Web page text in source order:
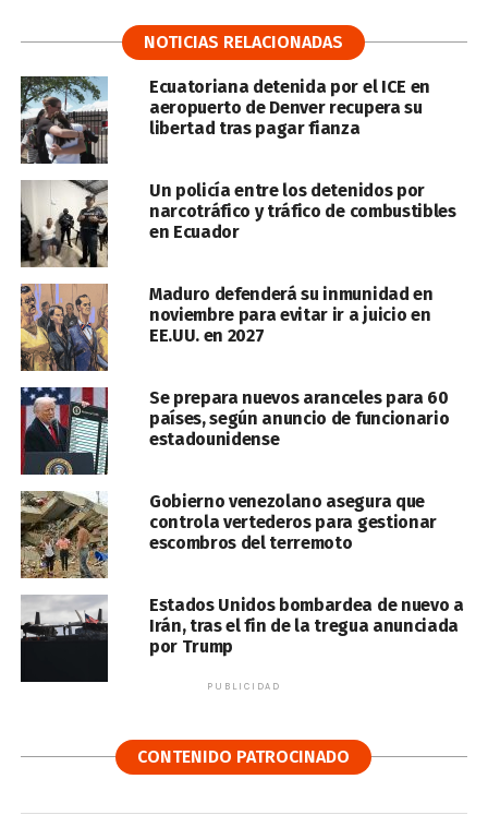
NOTICIAS RELACIONADAS
Ecuatoriana detenida por el ICE en
aeropuerto de Denver recupera su
libertad tras pagar fianza
Un policía entre los detenidos por
narcotráfico y tráfico de combustibles
en Ecuador
Maduro defenderá su inmunidad en
noviembre para evitar ir a juicio en
EE.UU. en 2027
Se prepara nuevos aranceles para 60
países, según anuncio de funcionario
estadounidense
Gobierno venezolano asegura que
controla vertederos para gestionar
escombros del terremoto
Estados Unidos bombardea de nuevo a
Irán, tras el fin de la tregua anunciada
por Trump
PUBLICIDAD
CONTENIDO PATROCINADO